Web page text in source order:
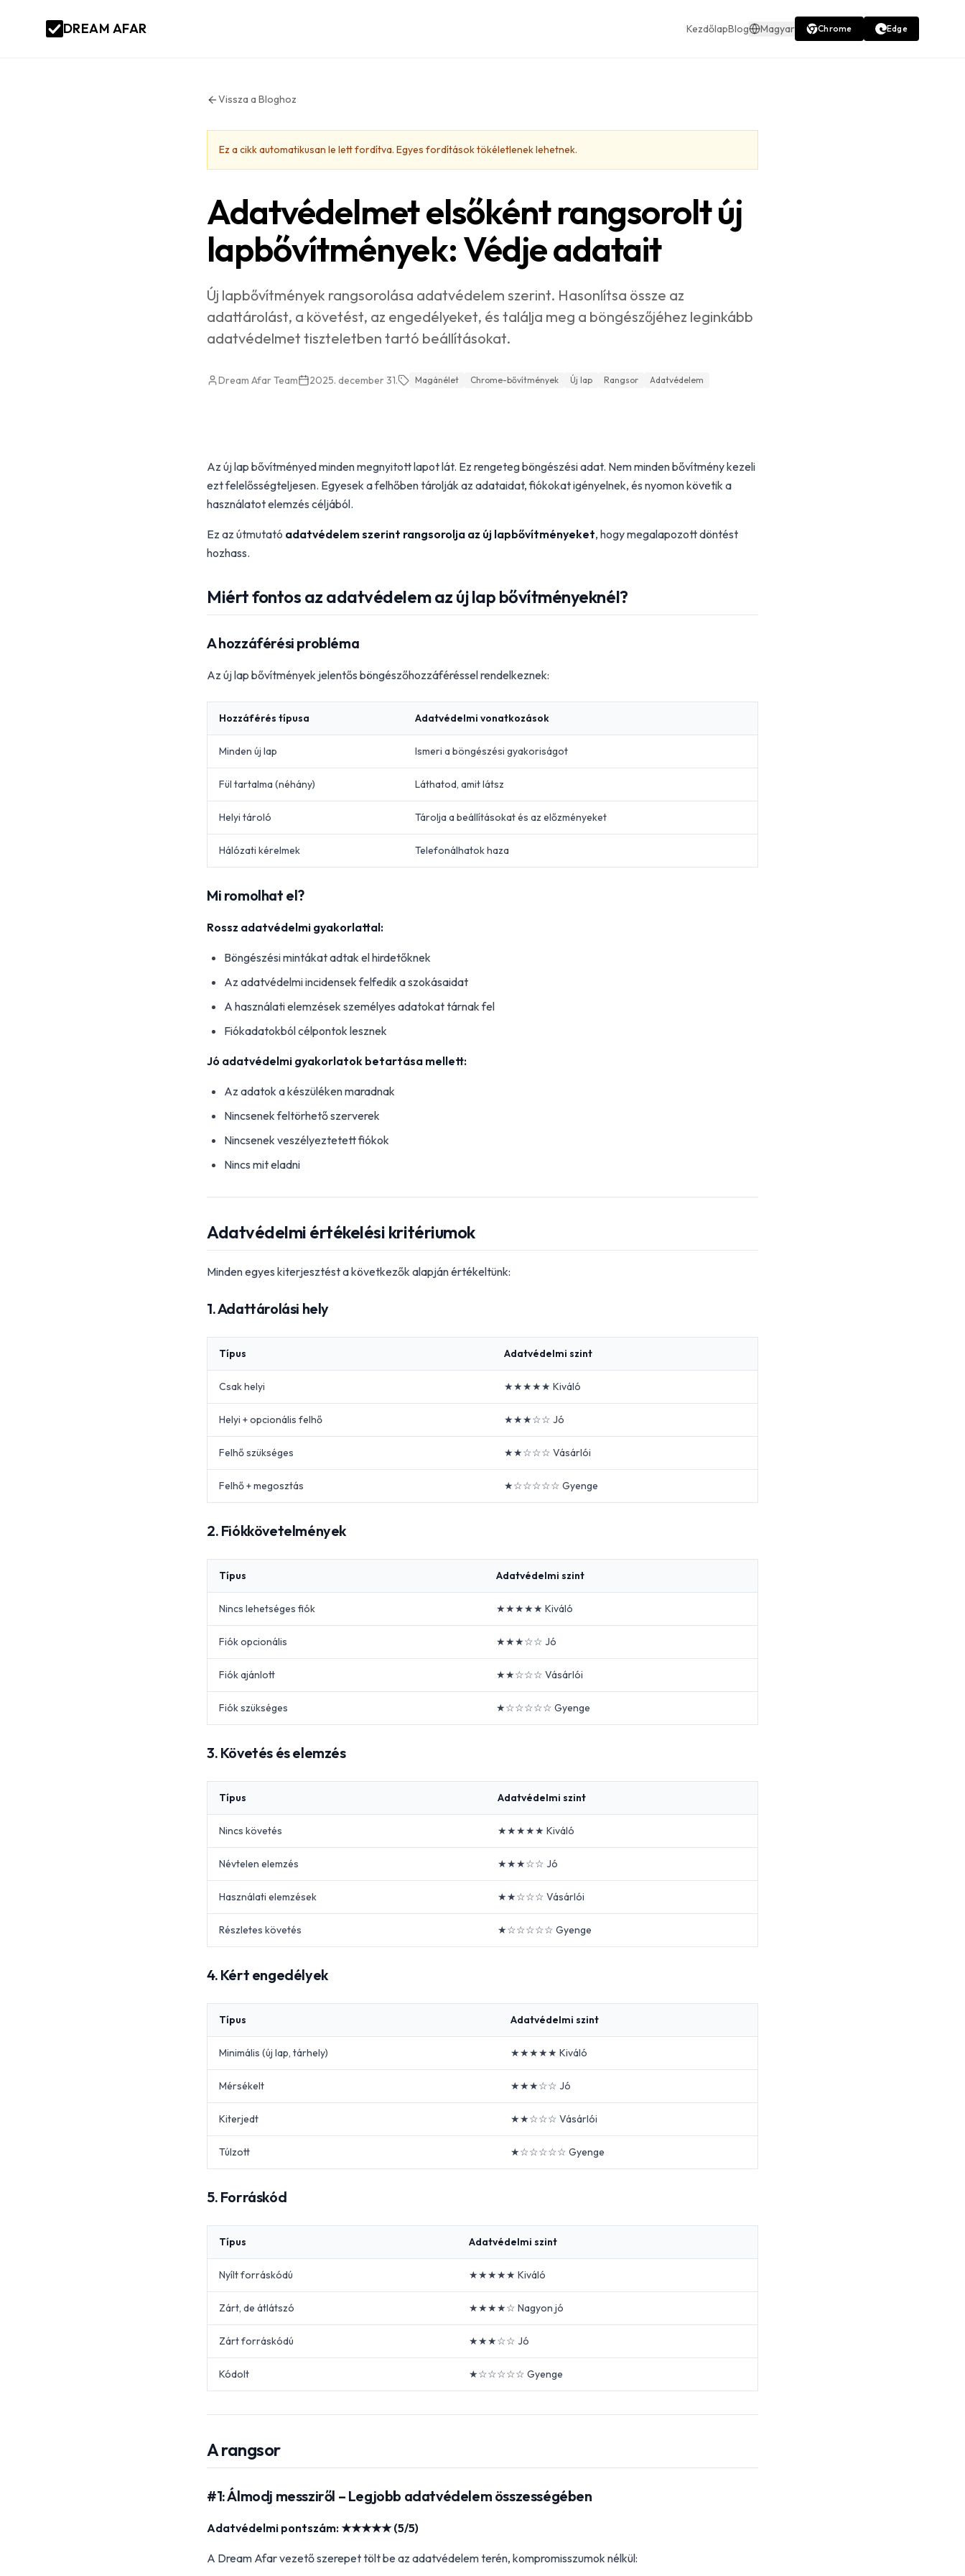
DREAM AFAR KezdőlapBlog Magyar Chrome Edge
Vissza a Bloghoz
Ez a cikk automatikusan le lett fordítva. Egyes fordítások tökéletlenek lehetnek.
Adatvédelmet elsőként rangsorolt új
lapbővítmények: Védje adatait
Új lapbővítmények rangsorolása adatvédelem szerint. Hasonlítsa össze az
adattárolást, a követést, az engedélyeket, és találja meg a böngészőjéhez leginkább
adatvédelmet tiszteletben tartó beállításokat.
Dream Afar Team 2025. december 31. Magánélet Chrome-bővítmények Új lap Rangsor Adatvédelem
Az új lap bővítményed minden megnyitott lapot lát. Ez rengeteg böngészési adat. Nem minden bővítmény kezeli
ezt felelősségteljesen. Egyesek a felhőben tárolják az adataidat, fiókokat igényelnek, és nyomon követik a
használatot elemzés céljából.
Ez az útmutató adatvédelem szerint rangsorolja az új lapbővítményeket, hogy megalapozott döntést
hozhass.
Miért fontos az adatvédelem az új lap bővítményeknél?
A hozzáférési probléma
Az új lap bővítmények jelentős böngészőhozzáféréssel rendelkeznek:
Hozzáférés típusa Adatvédelmi vonatkozások
Minden új lap Ismeri a böngészési gyakoriságot
Fül tartalma (néhány) Láthatod, amit látsz
Helyi tároló Tárolja a beállításokat és az előzményeket
Hálózati kérelmek Telefonálhatok haza
Mi romolhat el?
Rossz adatvédelmi gyakorlattal:
Böngészési mintákat adtak el hirdetőknek
Az adatvédelmi incidensek felfedik a szokásaidat
A használati elemzések személyes adatokat tárnak fel
Fiókadatokból célpontok lesznek
Jó adatvédelmi gyakorlatok betartása mellett:
Az adatok a készüléken maradnak
Nincsenek feltörhető szerverek
Nincsenek veszélyeztetett fiókok
Nincs mit eladni
Adatvédelmi értékelési kritériumok
Minden egyes kiterjesztést a következők alapján értékeltünk:
1. Adattárolási hely
Típus Adatvédelmi szint
Csak helyi ★★★★★ Kiváló
Helyi + opcionális felhő ★★★☆☆ Jó
Felhő szükséges ★★☆☆☆ Vásárlói
Felhő + megosztás ★☆☆☆☆☆ Gyenge
2. Fiókkövetelmények
Típus Adatvédelmi szint
Nincs lehetséges fiók ★★★★★ Kiváló
Fiók opcionális ★★★☆☆ Jó
Fiók ajánlott ★★☆☆☆ Vásárlói
Fiók szükséges ★☆☆☆☆☆ Gyenge
3. Követés és elemzés
Típus Adatvédelmi szint
Nincs követés ★★★★★ Kiváló
Névtelen elemzés ★★★☆☆ Jó
Használati elemzések ★★☆☆☆ Vásárlói
Részletes követés ★☆☆☆☆☆ Gyenge
4. Kért engedélyek
Típus Adatvédelmi szint
Minimális (új lap, tárhely) ★★★★★ Kiváló
Mérsékelt ★★★☆☆ Jó
Kiterjedt ★★☆☆☆ Vásárlói
Túlzott ★☆☆☆☆☆ Gyenge
5. Forráskód
Típus Adatvédelmi szint
Nyílt forráskódú ★★★★★ Kiváló
Zárt, de átlátszó ★★★★☆ Nagyon jó
Zárt forráskódú ★★★☆☆ Jó
Kódolt ★☆☆☆☆☆ Gyenge
A rangsor
#1: Álmodj messziről – Legjobb adatvédelem összességében
Adatvédelmi pontszám: ★★★★★ (5/5)
A Dream Afar vezető szerepet tölt be az adatvédelem terén, kompromisszumok nélkül: